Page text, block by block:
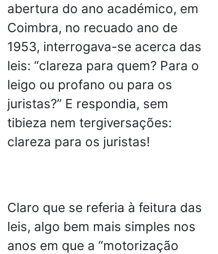
abertura do ano académico, em
Coimbra, no recuado ano de
1953, interrogava-se acerca das
leis: “clareza para quem? Para o
leigo ou profano ou para os
juristas?” E respondia, sem
tibieza nem tergiversações:
clareza para os juristas!
Claro que se referia à feitura das
leis, algo bem mais simples nos
anos em que a “motorização